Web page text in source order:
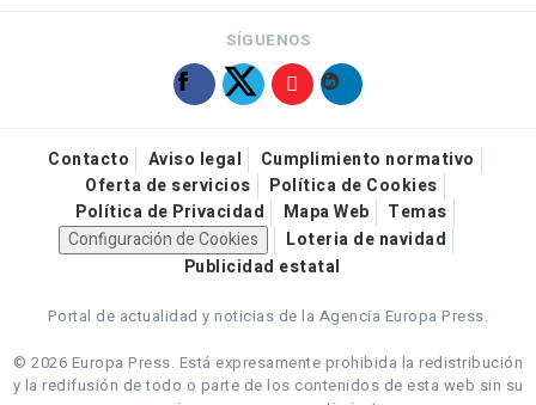
SÍGUENOS
Contacto Aviso legal
Cumplimiento normativo
Oferta de servicios
Política de Cookies
Política de Privacidad
Mapa Web
Temas
Configuración de Cookies
Loteria de navidad
Publicidad estatal
Portal de actualidad y noticias de la Agencia Europa Press.
© 2026 Europa Press. Está expresamente prohibida la redistribución
y la redifusión de todo o parte de los contenidos de esta web sin su